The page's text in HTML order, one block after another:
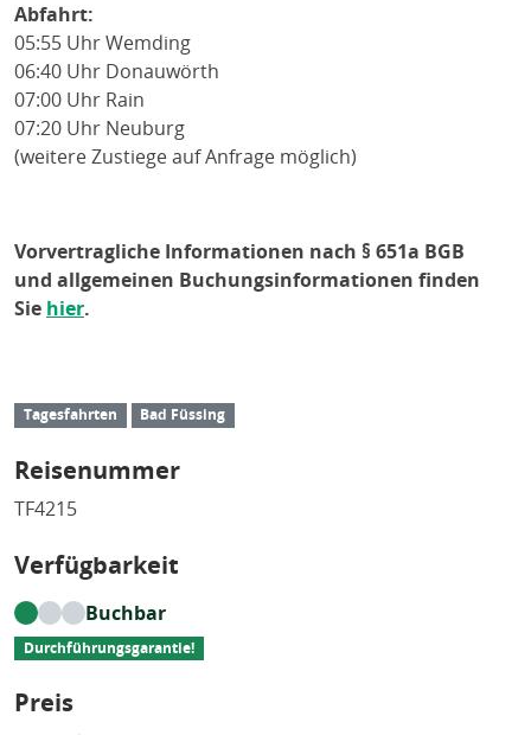
Abfahrt:
05:55 Uhr Wemding
06:40 Uhr Donauwörth
07:00 Uhr Rain
07:20 Uhr Neuburg
(weitere Zustiege auf Anfrage möglich)
Vorvertragliche Informationen nach § 651a BGB
und allgemeinen Buchungsinformationen finden
Sie hier.
Tagesfahrten Bad Füssing
Reisenummer
TF4215
Verfügbarkeit
Buchbar
Durchführungsgarantie!
Preis